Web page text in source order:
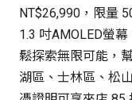
NT$26,990，限量
1.3 吋AMOLED螢
鬆探索無限可能，
湖區、士林區、松